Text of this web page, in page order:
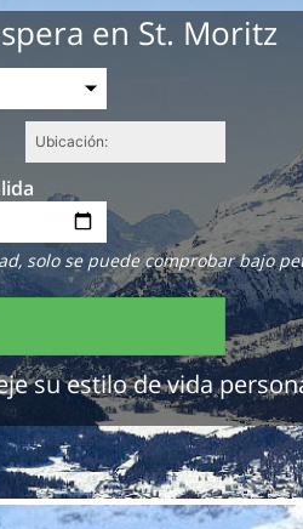
en St. Moritz
solo se puede comprobar bajo
su estilo de vida